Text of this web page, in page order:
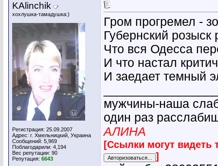
KAlinchik
хохлушка-тамадушка:)
Регистрация: 25.09.2007
Адрес: г. Хмельницкий, Украина
Сообщений: 5,969
Поблагодарили: 4,194
Вес репутации: 90
Репутация: 6643
Гром прогремел -
Губернский
Что вся Одесса
И что настал
И заедает темный
мужчины-наша
один раз
АЛИНА
[Ссылки могут видеть
]